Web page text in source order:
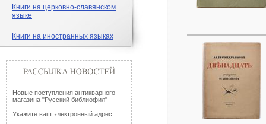
Книги на церковно-славянском
языке
Книги на иностранных языках
Новые поступления антикварного
магазина "Русский библиофил"
Укажите ваш электронный адрес: